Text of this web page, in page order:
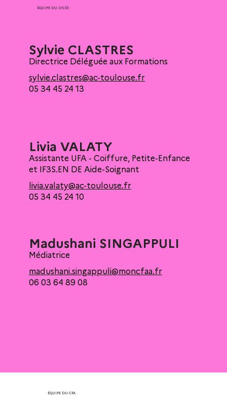
ÉQUIPE DU LYCÉE
Sylvie CLASTRES
sylvie.clastres@ac-toulouse.fr
05 34 45 24 13
Directrice Déléguée aux Formations
Livia VALATY
livia.valaty@ac-toulouse.fr
05 34 45 24 10
Assistante UFA - Coiffure, Petite-Enfance
et IF3S.EN DE Aide-Soignant
Madushani SINGAPPULI
madushani.singappuli@moncfaa.fr
06 03 64 89 08
Médiatrice
ÉQUIPE DU CFA